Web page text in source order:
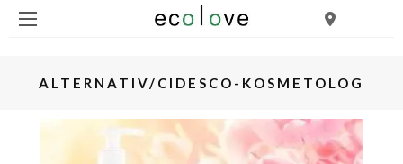
ALTERNATIV/CIDESCO-KOSMETOLOG